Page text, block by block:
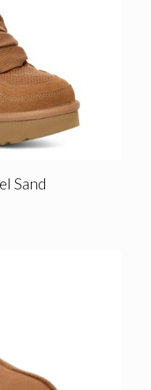
Sand